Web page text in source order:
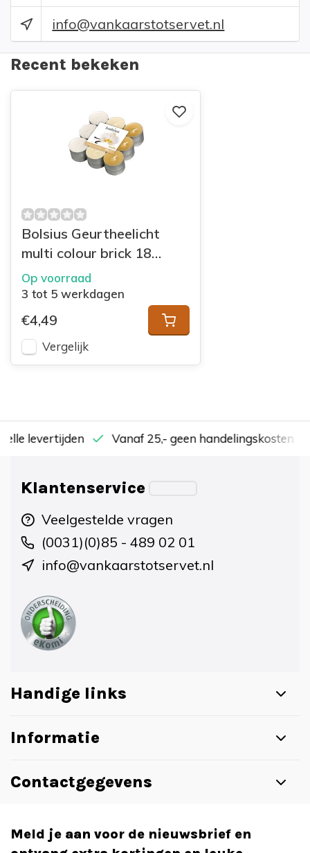
info@vankaarstotservet.nl
Recent bekeken
Bolsius Geurtheelicht
multi colour brick 18
Vanille
Op voorraad
3 tot 5 werkdagen
€4,49
Vergelijk
levertijden Vanaf 25,- geen handelingskosten
Klantenservice
Veelgestelde vragen
(0031)(0)85 - 489 02 01
info@vankaarstotservet.nl
Handige links
Informatie
Contactgegevens
Meld je aan voor de nieuwsbrief en